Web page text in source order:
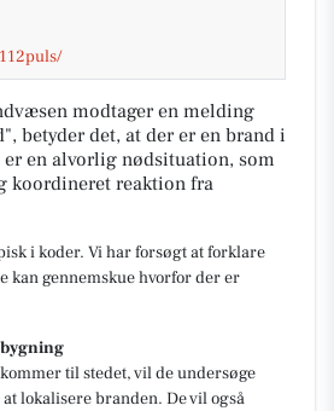
modtager en melding
betyder det, at der er en brand i
en alvorlig nødsituation, som
koordineret reaktion fra
i koder. Vi har forsøgt at forklare
kan gennemskue hvorfor der er
til stedet, vil de undersøge
lokalisere branden. De vil også